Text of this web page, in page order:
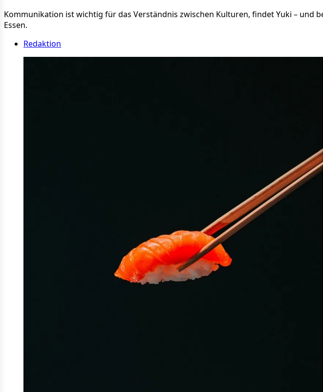
Kommunikation ist wichtig für das Verständnis zwischen Kulturen, findet Yuki – und
Essen.
Redaktion